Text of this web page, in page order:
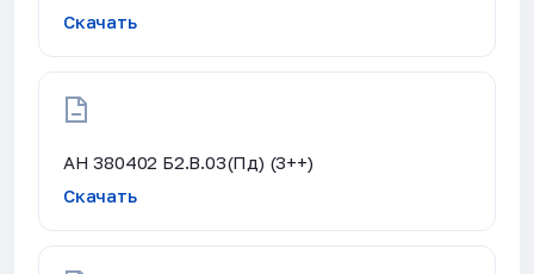
Скачать
АН 380402 Б2.В.03(Пд) (3++)
Скачать